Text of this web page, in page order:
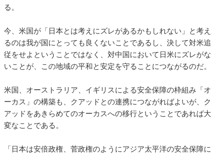
る。
今、米国が「日本とは考えにズレがあるかもしれない」と考え
るのは我が国にとっても良くないことであるし、決して対米追
従をせよということではなく、対中国において日米にズレがな
いことが、この地域の平和と安定を守ることにつながるのだ。
米国、オーストラリア、イギリスによる安全保障の枠組み「オ
ーカス」の構築も、クアッドとの連携につながればよいが、ク
アッドをあきらめてのオーカスへの移行ということであれば大
変なことである。
「日本は安倍政権、菅政権のようにアジア太平洋の安全保障に